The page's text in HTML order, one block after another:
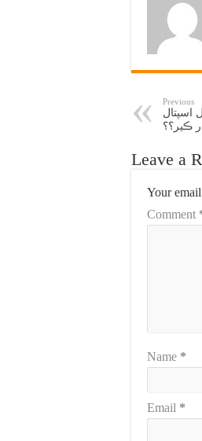
Previous
اسپتال
Leave a
Your
Comment
Name *
Email *